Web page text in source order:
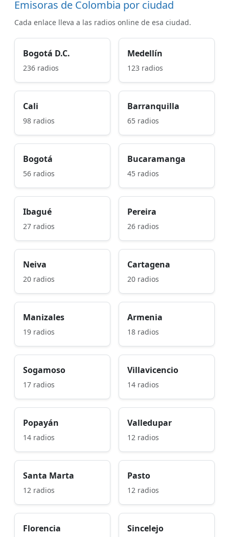
Emisoras de Colombia por ciudad
Cada enlace lleva a las radios online de esa ciudad.
Bogotá D.C.
236 radios
Medellín
123 radios
Cali
98 radios
Barranquilla
65 radios
Bogotá
56 radios
Bucaramanga
45 radios
Ibagué
27 radios
Pereira
26 radios
Neiva
20 radios
Cartagena
20 radios
Manizales
19 radios
Armenia
18 radios
Sogamoso
17 radios
Villavicencio
14 radios
Popayán
14 radios
Valledupar
12 radios
Santa Marta
12 radios
Pasto
12 radios
Florencia Sincelejo